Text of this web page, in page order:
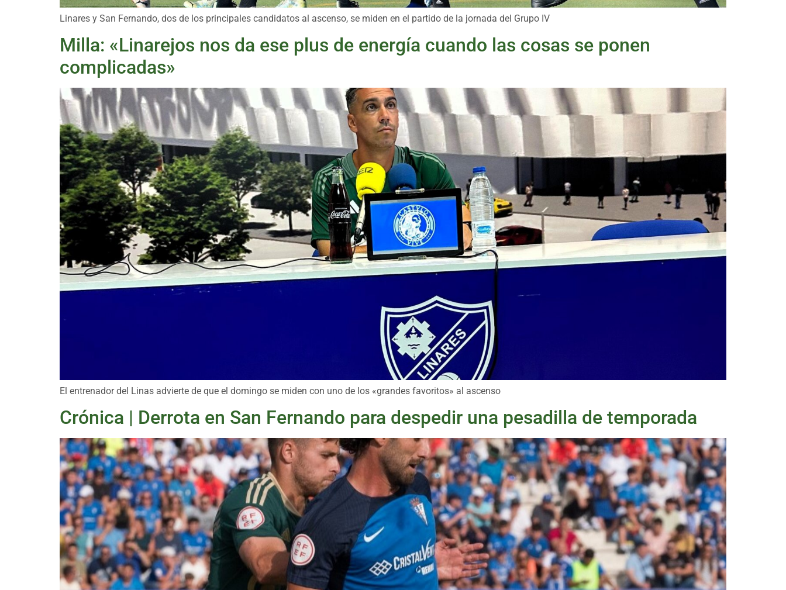
Linares y San Fernando, dos de los principales candidatos al ascenso, se miden en el partido de la jornada del Grupo IV
Milla: «Linarejos nos da ese plus de energía cuando las cosas se ponen
complicadas»
El entrenador del Linas advierte de que el domingo se miden con uno de los «grandes favoritos» al ascenso
Crónica | Derrota en San Fernando para despedir una pesadilla de temporada